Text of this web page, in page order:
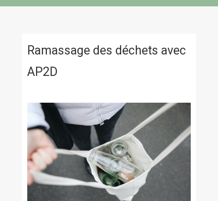
Ramassage des déchets avec
AP2D